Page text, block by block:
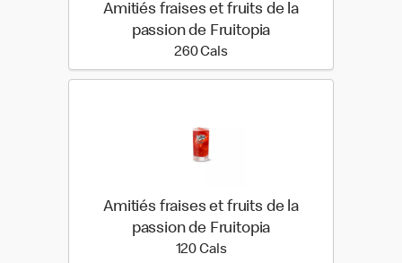
Amitiés fraises et fruits de la
passion de Fruitopia
260 Cals260 calories
Amitiés fraises et fruits de la
passion de Fruitopia
120 Cals120 calories